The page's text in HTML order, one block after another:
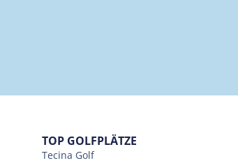
TOP GOLFPLÄTZE
Tecina Golf